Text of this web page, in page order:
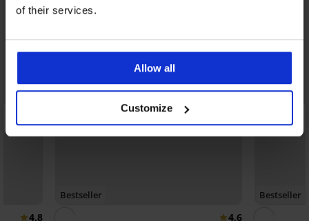
of their services.
Allow all
Customize
4,8
Bestseller
4,6
Bestseller